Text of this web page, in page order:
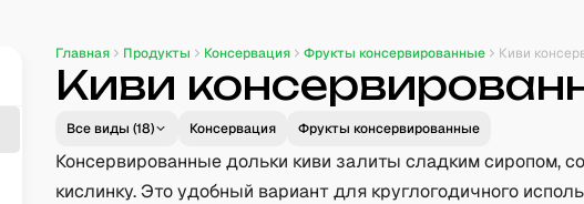
Главная Продукты Консервация Фрукты консервированные Киви
Киви
Все виды (18) Консервация Фрукты консервированные
Консервированные дольки киви залиты сладким сиропом,
кислинку. Это удобный вариант для круглогодичного